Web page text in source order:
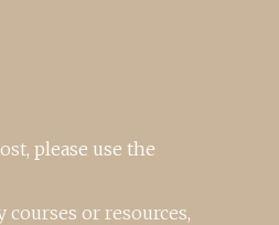
please use the
or resources,